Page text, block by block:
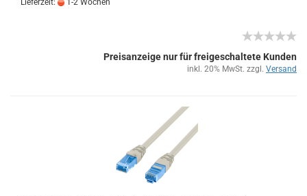
Lieferzeit: 1-2 Wochen
Preisanzeige nur für freigeschaltete Kunden
inkl. 20% MwSt. zzgl. Versand